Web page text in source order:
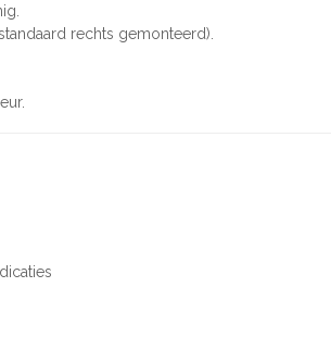
rechts gemonteerd).